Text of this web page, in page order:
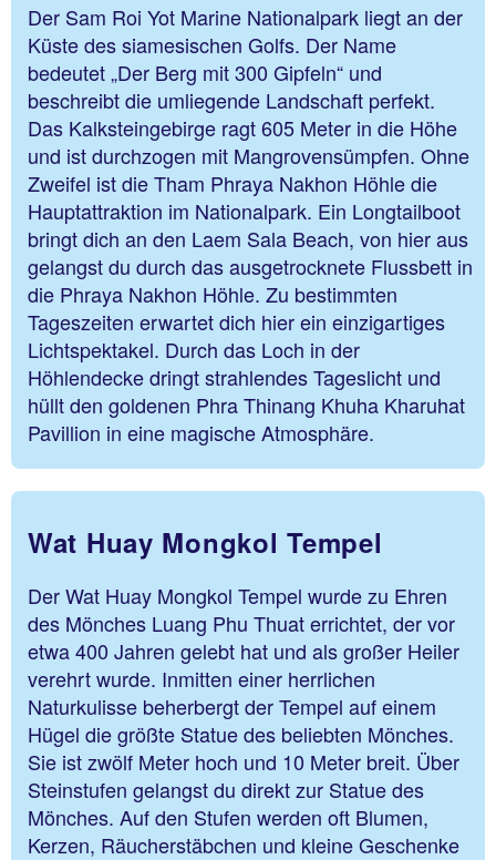
Der Sam Roi Yot Marine Nationalpark liegt an der
Küste des siamesischen Golfs. Der Name
bedeutet „Der Berg mit 300 Gipfeln“ und
beschreibt die umliegende Landschaft perfekt.
Das Kalksteingebirge ragt 605 Meter in die Höhe
und ist durchzogen mit Mangrovensümpfen. Ohne
Zweifel ist die Tham Phraya Nakhon Höhle die
Hauptattraktion im Nationalpark. Ein Longtailboot
bringt dich an den Laem Sala Beach, von hier aus
gelangst du durch das ausgetrocknete Flussbett in
die Phraya Nakhon Höhle. Zu bestimmten
Tageszeiten erwartet dich hier ein einzigartiges
Lichtspektakel. Durch das Loch in der
Höhlendecke dringt strahlendes Tageslicht und
hüllt den goldenen Phra Thinang Khuha Kharuhat
Pavillion in eine magische Atmosphäre.
Wat Huay Mongkol Tempel
Der Wat Huay Mongkol Tempel wurde zu Ehren
des Mönches Luang Phu Thuat errichtet, der vor
etwa 400 Jahren gelebt hat und als großer Heiler
verehrt wurde. Inmitten einer herrlichen
Naturkulisse beherbergt der Tempel auf einem
Hügel die größte Statue des beliebten Mönches.
Sie ist zwölf Meter hoch und 10 Meter breit. Über
Steinstufen gelangst du direkt zur Statue des
Mönches. Auf den Stufen werden oft Blumen,
Kerzen, Räucherstäbchen und kleine Geschenke